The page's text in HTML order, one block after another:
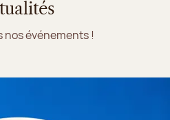
nos événements !